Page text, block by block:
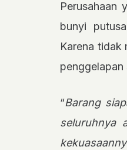
Perusahaan
bunyi
Karena tidak
penggelapan
“Barang
seluruhnya